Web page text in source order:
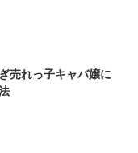
売れっ子キャバ嬢に